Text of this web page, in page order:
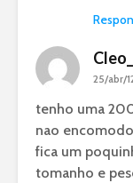
25/abr/
tenho uma
nao
fica um
tomanho e